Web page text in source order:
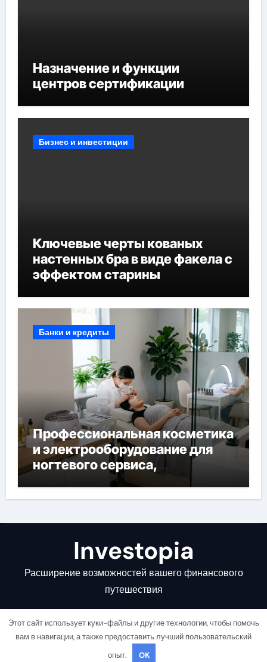
Назначение и функции
центров сертификации
Бизнес и инвестиции
Ключевые черты кованых
настенных бра в виде факела с
эффектом старины
Банки и кредиты
Профессиональная косметика
и электрооборудование для
ногтевого сервиса,
наращивания ресниц и
депиляции
Investopia
Расширение возможностей вашего финансового
путешествия
Copyright © All rights reserved |
Этот сайт использует куки-файлы и другие технологии, чтобы помочь
вам в навигации, а также предоставить лучший пользовательский
опыт.
OK